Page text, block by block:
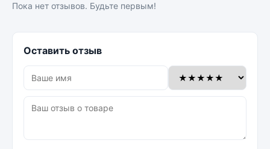
Пока нет отзывов. Будьте первым!
Оставить отзыв